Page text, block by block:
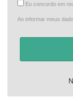
Eu concordo em
Ao informar meus